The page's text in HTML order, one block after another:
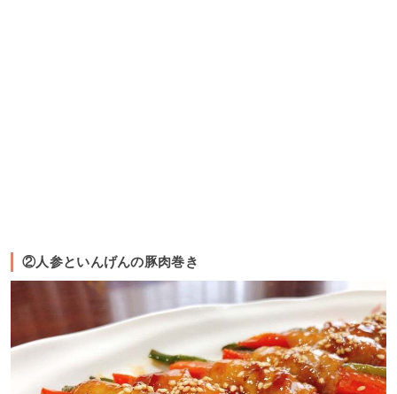
②人参といんげんの豚肉巻き